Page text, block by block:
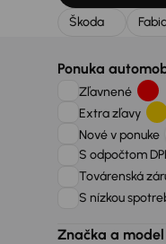
Škoda
Ponuka
Zľavnené
Extra zľavy
Nové v ponuke
S odpočtom
Továrenská
S nízkou
Značka a model